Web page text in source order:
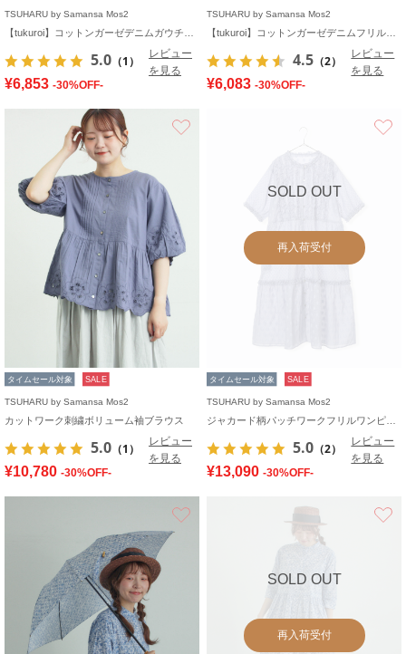
TSUHARU by Samansa Mos2
5.0 （1）
レビュー
を見る
¥6,853 -30%OFF-
TSUHARU by Samansa Mos2
4.5 （2）
レビュー
を見る
¥6,083 -30%OFF-
タイムセール対象 SALE
TSUHARU by Samansa Mos2
カットワーク刺繍ボリューム袖ブラウス
5.0 （1）
レビュー
を見る
¥10,780 -30%OFF-
SOLD OUT
再入荷受付
タイムセール対象 SALE
TSUHARU by Samansa Mos2
5.0 （2）
レビュー
を見る
¥13,090 -30%OFF-
SOLD OUT
再入荷受付